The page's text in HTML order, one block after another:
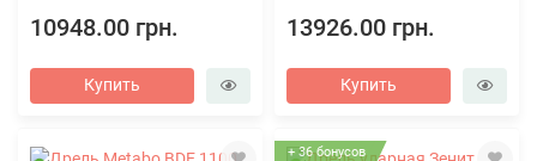
10948.00 грн.
Купить
13926.00 грн.
Купить
+ 36 бонусов